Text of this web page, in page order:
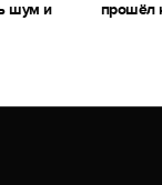
шум и
прошёл